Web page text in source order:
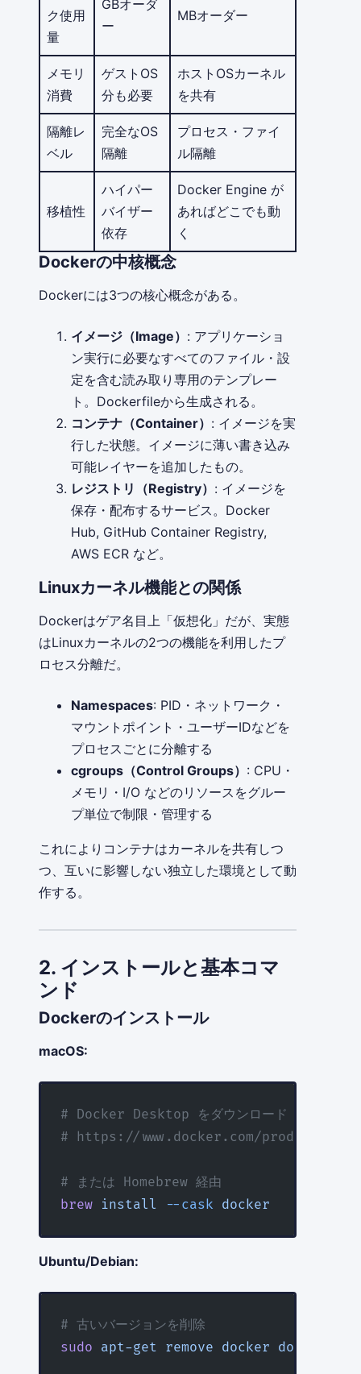
ク使用
量
GBオーダ
ー
MBオーダー
メモリ
消費
ゲストOS
分も必要
ホストOSカーネル
を共有
隔離レ
ベル
完全なOS
隔離
プロセス・ファイ
ル隔離
移植性
ハイパー
バイザー
依存
Docker Engine が
あればどこでも動
く
Dockerの中核概念
Dockerには3つの核心概念がある。
イメージ（Image） : アプリケーショ
ン実行に必要なすべてのファイル・設
定を含む読み取り専用のテンプレー
ト。Dockerfileから生成される。
コンテナ（Container） : イメージを実
行した状態。イメージに薄い書き込み
可能レイヤーを追加したもの。
レジストリ（Registry） : イメージを
保存・配布するサービス。Docker
Hub, GitHub Container Registry,
AWS ECR など。
Linuxカーネル機能との関係
Dockerはゲア名目上「仮想化」だが、実態
はLinuxカーネルの2つの機能を利用したプ
ロセス分離だ。
Namespaces: PID・ネットワーク・
マウントポイント・ユーザーIDなどを
プロセスごとに分離する
cgroups（Control Groups） : CPU・
メモリ・I/O などのリソースをグルー
プ単位で制限・管理する
これによりコンテナはカーネルを共有しつ
つ、互いに影響しない独立した環境として動
作する。
2. インストールと基本コマ
ンド
Dockerのインストール
macOS:
# Docker Desktop をダウンロード
# https://www.docker.com/products/
# または Homebrew 経由
brew install --cask docker
Ubuntu/Debian:
# 古いバージョンを削除
sudo apt-get remove docker docker-